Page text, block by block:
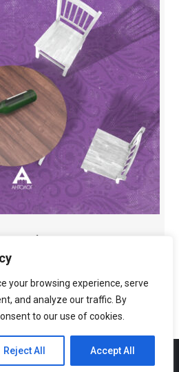
your browsing experience, serve
and analyze our traffic. By
to our use of cookies.
Reject All Accept All
Antolog Books
Group Solution